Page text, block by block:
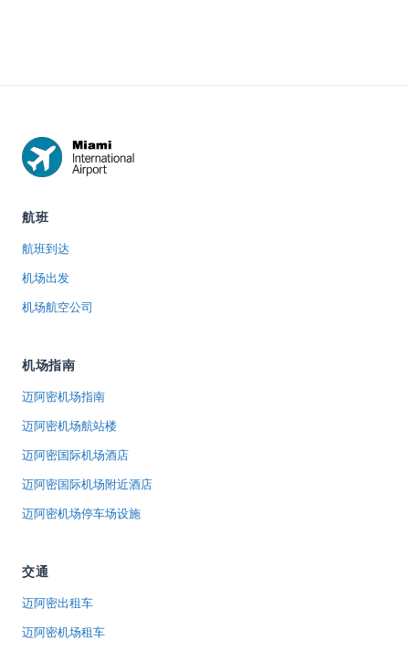
航班
航班到达
机场出发
机场航空公司
机场指南
迈阿密机场指南
迈阿密机场航站楼
迈阿密国际机场酒店
迈阿密国际机场附近酒店
迈阿密机场停车场设施
交通
迈阿密出租车
迈阿密机场租车